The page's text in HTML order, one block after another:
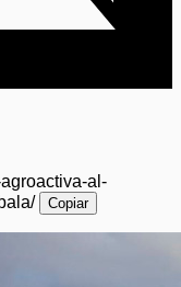
al-
Copiar